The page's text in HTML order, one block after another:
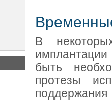
В
быть
протезы